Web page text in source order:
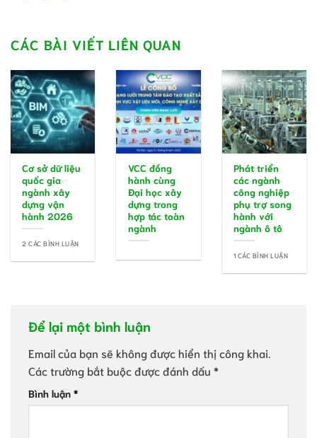
CÁC BÀI VIẾT LIÊN QUAN
Cơ sở dữ liệu
quốc gia
ngành xây
dựng vận
hành 2026
2 CÁC BÌNH LUẬN
VCC đồng
hành cùng
Đại học xây
dựng trong
hợp tác toàn
ngành
Phát triển
các ngành
công nghiệp
phụ trợ song
hành với
ngành ô tô
1 CÁC BÌNH LUẬN
Để lại một bình luận
Email của bạn sẽ không được hiển thị công khai.
Các trường bắt buộc được đánh dấu *
Bình luận *